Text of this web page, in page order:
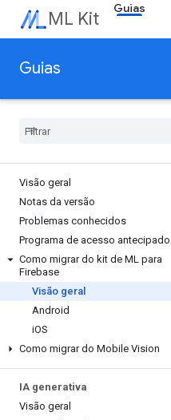
ML Kit Guias
Guias
Visão geral
Notas da versão
Problemas conhecidos
Programa de acesso antecipado
Como migrar do kit de ML para
Firebase
Visão geral
Android
iOS
Como migrar do Mobile Vision
IA generativa
Visão geral